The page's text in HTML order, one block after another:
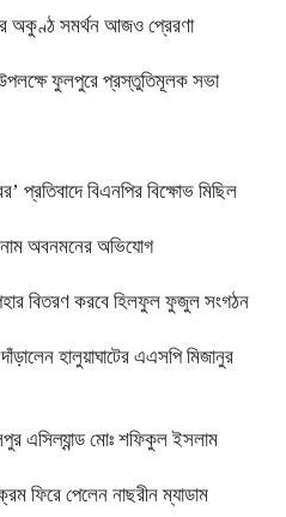
অকুণ্ঠ সমর্থন আজও প্রেরণা
ফুলপুরে প্রস্তুতিমূলক সভা
প্রতিবাদে বিএনপির বিক্ষোভ মিছিল
নাম অবনমনের অভিযোগ
বিতরণ করবে হিলফুল ফুজুল সংগঠন
হালুয়াঘাটের এএসপি মিজানুর
এসিল্যান্ড মোঃ শফিকুল ইসলাম
ফিরে পেলেন নাছরীন ম্যাডাম